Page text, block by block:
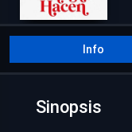
Info
Sinopsis